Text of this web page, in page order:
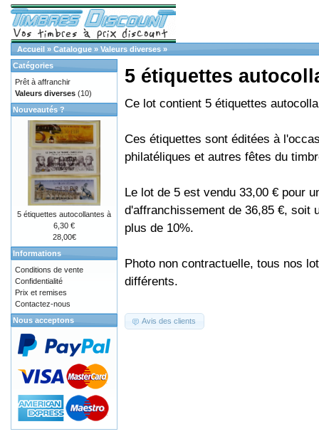
Accueil » Catalogue » Valeurs diverses »
5 étiquettes
Ce lot contient 5 étiquettes
Ces étiquettes sont éditées à
philatéliques et autres fêtes du
Le lot de 5 est vendu 33,00 € pour
d'affranchissement de 36,85 €, soit
plus de 10%.
Photo non contractuelle, tous nos
différents.
Avis des clients
Catégories
Prêt à affranchir
Valeurs diverses (10)
Nouveautés ?
5 étiquettes autocollantes à
6,30 €
28,00€
Informations
Conditions de vente
Confidentialité
Prix et remises
Contactez-nous
Nous acceptons